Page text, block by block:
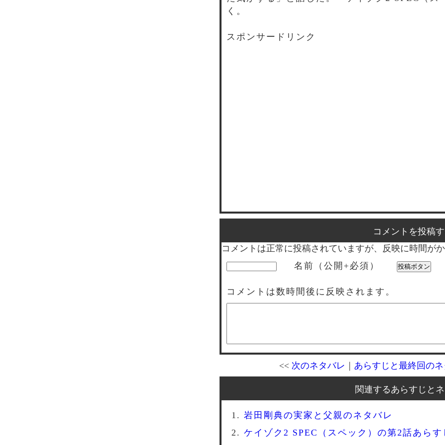
く。
スポンサードリンク
コメントを投稿
コメントは正常に投稿されていますが、反映に時間がか
名前（公開+必須）
コメントは数時間後に反映されます。
<< 次のネタバレ あらすじと最終回の
関連するあらすじと
岩田剛典の実家と父親のネタバレ
ケイゾク2 SPEC（スペック）の第2話あらす